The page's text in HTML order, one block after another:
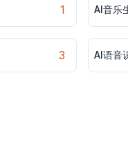
1 AI音乐
3 AI语音